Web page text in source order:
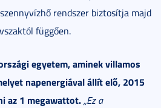
rendszer biztosítja majd
függően.
egyetem, aminek villamos
napenergiával állít elő, 2015
az 1 megawattot.„Ez a